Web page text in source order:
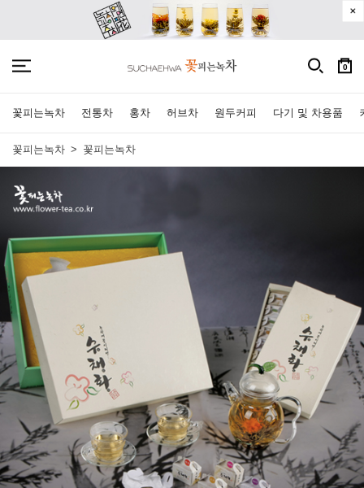
0
꽃피는녹차 전통차 홍차 허브차 원두커피 다기 및 차용품
꽃피는녹차 꽃피는녹차